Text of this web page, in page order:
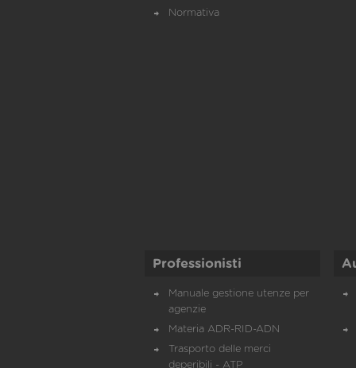
Normativa
Professionisti
Manuale gestione utenze per
agenzie
Materia ADR-RID-ADN
Trasporto delle merci
deperibili - ATP